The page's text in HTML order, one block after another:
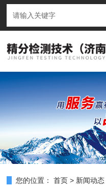
您的位置： 首页 > 新闻动态